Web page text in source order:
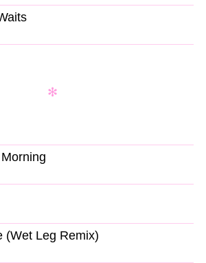
(Wet Leg Remix)